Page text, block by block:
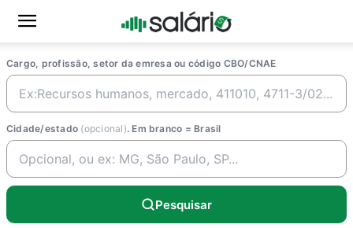
Cargo, profissão, setor da emresa ou código CBO/CNAE
Cidade/estado (opcional). Em branco = Brasil
Pesquisar